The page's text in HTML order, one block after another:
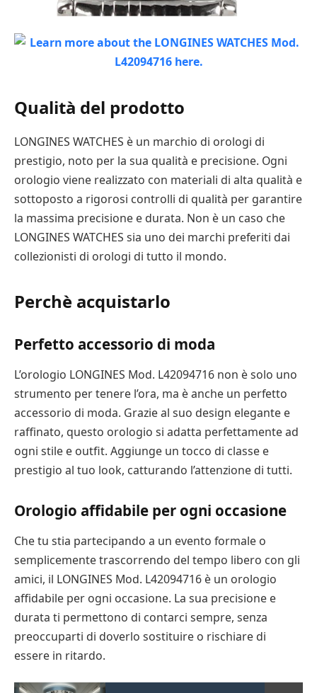
Qualità del prodotto
LONGINES WATCHES è un marchio di orologi di
prestigio, noto per la sua qualità e precisione. Ogni
orologio viene realizzato con materiali di alta qualità e
sottoposto a rigorosi controlli di qualità per garantire
la massima precisione e durata. Non è un caso che
LONGINES WATCHES sia uno dei marchi preferiti dai
collezionisti di orologi di tutto il mondo.
Perchè acquistarlo
Perfetto accessorio di moda
L’orologio LONGINES Mod. L42094716 non è solo uno
strumento per tenere l’ora, ma è anche un perfetto
accessorio di moda. Grazie al suo design elegante e
raffinato, questo orologio si adatta perfettamente ad
ogni stile e outfit. Aggiunge un tocco di classe e
prestigio al tuo look, catturando l’attenzione di tutti.
Orologio affidabile per ogni occasione
Che tu stia partecipando a un evento formale o
semplicemente trascorrendo del tempo libero con gli
amici, il LONGINES Mod. L42094716 è un orologio
affidabile per ogni occasione. La sua precisione e
durata ti permettono di contarci sempre, senza
preoccuparti di doverlo sostituire o rischiare di
essere in ritardo.